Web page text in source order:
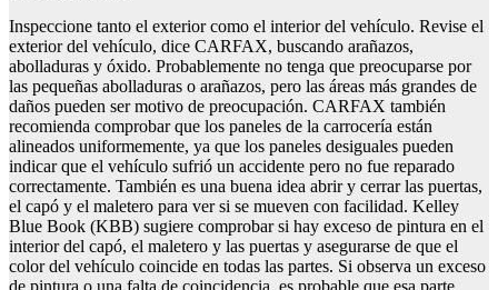
Inspeccione tanto el exterior como el interior del vehículo. Revise el
exterior del vehículo, dice CARFAX, buscando arañazos,
abolladuras y óxido. Probablemente no tenga que preocuparse por
las pequeñas abolladuras o arañazos, pero las áreas más grandes de
daños pueden ser motivo de preocupación. CARFAX también
recomienda comprobar que los paneles de la carrocería están
alineados uniformemente, ya que los paneles desiguales pueden
indicar que el vehículo sufrió un accidente pero no fue reparado
correctamente. También es una buena idea abrir y cerrar las puertas,
el capó y el maletero para ver si se mueven con facilidad. Kelley
Blue Book (KBB) sugiere comprobar si hay exceso de pintura en el
interior del capó, el maletero y las puertas y asegurarse de que el
color del vehículo coincide en todas las partes. Si observa un exceso